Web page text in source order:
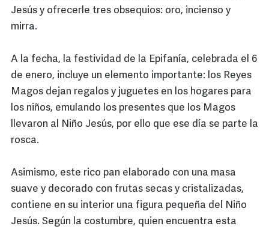
Jesús y ofrecerle tres obsequios: oro, incienso y
mirra.
A la fecha, la festividad de la Epifanía, celebrada el 6
de enero, incluye un elemento importante: los Reyes
Magos dejan regalos y juguetes en los hogares para
los niños, emulando los presentes que los Magos
llevaron al Niño Jesús, por ello que ese día se parte la
rosca.
Asimismo, este rico pan elaborado con una masa
suave y decorado con frutas secas y cristalizadas,
contiene en su interior una figura pequeña del Niño
Jesús. Según la costumbre, quien encuentra esta